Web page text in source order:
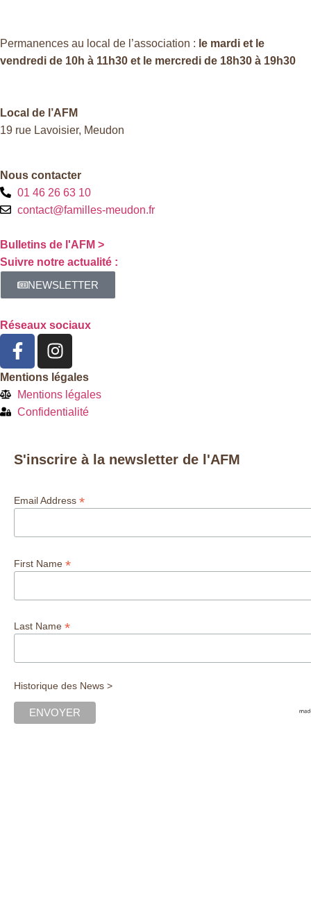
Permanences au local de l’association : le mardi et le
vendredi de 10h à 11h30 et le mercredi de 18h30 à 19h30
Local de l’AFM
19 rue Lavoisier, Meudon
Nous contacter
01 46 26 63 10
contact@familles-meudon.fr
Bulletins de l'AFM >
Suivre notre actualité :
NEWSLETTER
Réseaux sociaux
Mentions légales
Mentions légales
Confidentialité
S'inscrire à la newsletter de l'AFM
Email Address *
First Name *
Last Name *
Historique des News >